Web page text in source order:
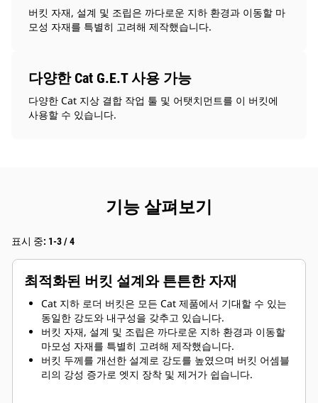
버킷 자재, 설계 및 조립은 까다로운 지하 환경과 이동할 마
모성 자재를 특별히 고려해 제작했습니다.
다양한 Cat G.E.T 사용 가능
다양한 Cat 지상 결합 작업 툴 및 어탯치먼트를 이 버킷에
사용할 수 있습니다.
기능 살펴보기
표시 중: 1-3 / 4
최적화된 버킷 설계와 튼튼한 자재
Cat 지하 로더 버킷은 모든 Cat 제품에서 기대할 수 있는
동일한 강도와 내구성을 갖추고 있습니다.
버킷 자재, 설계 및 조립은 까다로운 지하 환경과 이동할
마모성 자재를 특별히 고려해 제작했습니다.
버킷 두께를 개선한 설계로 강도를 높였으며 버킷 어셈블
리의 강성 증가로 엣지 장착 및 제거가 쉽습니다.